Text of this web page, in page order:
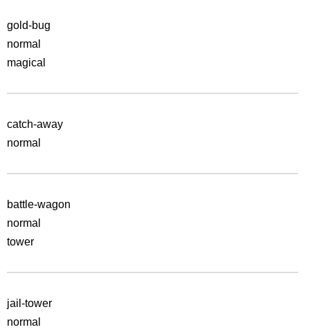
gold-bug
normal
magical
catch-away
normal
battle-wagon
normal
tower
jail-tower
normal